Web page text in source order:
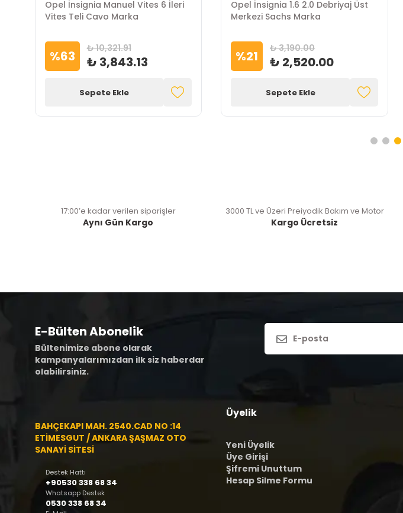
Opel İnsignia Manuel Vites 6 İleri
Vites Teli Cavo Marka
%63 ₺ 10,321.91
₺ 3,843.13
Sepete Ekle
Opel İnsignia 1.6 2.0 Debriyaj Üst
Merkezi Sachs Marka
%21 ₺ 3,190.00
₺ 2,520.00
Sepete Ekle
17:00’e kadar verilen siparişler
Aynı Gün Kargo
3000 TL ve Üzeri Preiyodik Bakım ve Motor
Kargo Ücretsiz
E-Bülten Abonelik
Bültenimize abone olarak
kampanyalarımızdan ilk siz haberdar
olabilirsiniz.
BAHÇEKAPI MAH. 2540.CAD NO :14
ETİMESGUT / ANKARA ŞAŞMAZ OTO
SANAYİ SİTESİ
Destek Hattı
+90530 338 68 34
Whatsapp Destek
0530 338 68 34
Üyelik
Yeni Üyelik
Üye Girişi
Şifremi Unuttum
Hesap Silme Formu